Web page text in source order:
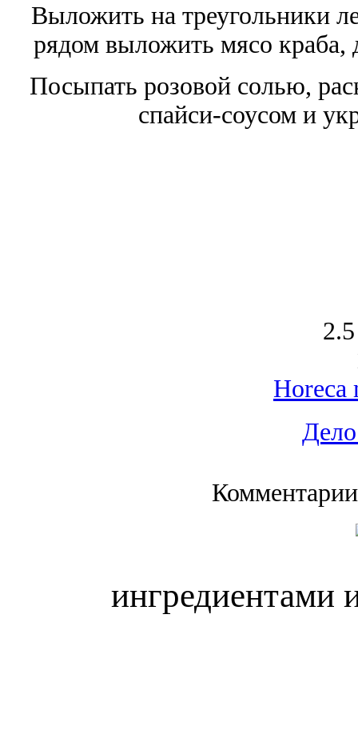
Выложить на треугольники
рядом выложить мясо краба,
Посыпать розовой солью,
спайси-соусом и
Horeca
ингредиентами